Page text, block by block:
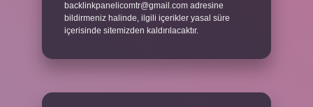
backlinkpanelicomtr@gmail.com adresine
bildirmeniz halinde, ilgili içerikler yasal süre
içerisinde sitemizden kaldırılacaktır.